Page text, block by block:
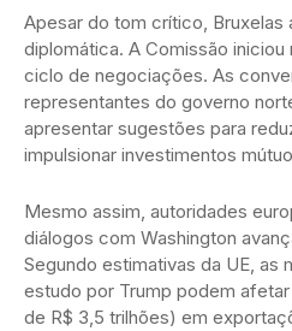
Apesar do tom crítico, Bruxelas
diplomática. A Comissão iniciou
ciclo de negociações. As
representantes do governo
apresentar sugestões para
impulsionar investimentos
Mesmo assim, autoridades
diálogos com Washington
Segundo estimativas da UE, as
estudo por Trump podem
de R$ 3,5 trilhões) em